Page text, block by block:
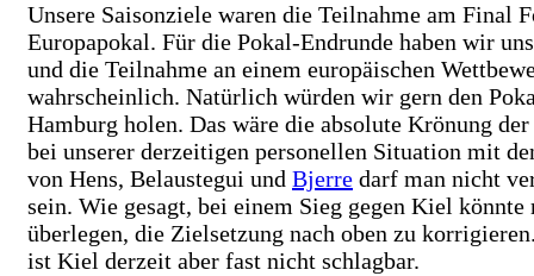
Unsere Saisonziele waren die Teilnahme am Final
Europapokal. Für die Pokal-Endrunde haben wir
und die Teilnahme an einem europäischen
wahrscheinlich. Natürlich würden wir gern den
Hamburg holen. Das wäre die absolute Krönung
bei unserer derzeitigen personellen Situation mit
von Hens, Belaustegui und Bjerre darf man nicht
sein. Wie gesagt, bei einem Sieg gegen Kiel könnte
überlegen, die Zielsetzung nach oben zu
ist Kiel derzeit aber fast nicht schlagbar.